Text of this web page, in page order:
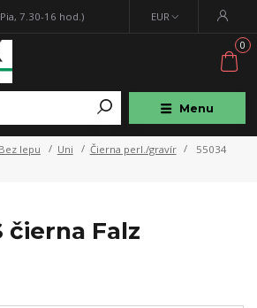
Menu
EUR
7.30-16 hod.)
0
Bez lepu Uni Čierna perl./gravír
55034
čierna Falz